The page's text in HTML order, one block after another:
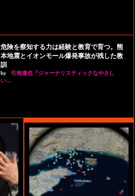
危険を察知する力は経験と教育で育つ。熊
本地震とイオンモール爆発事故が残した教
訓
by
引地達也『ジャーナリスティックなやさし
い…